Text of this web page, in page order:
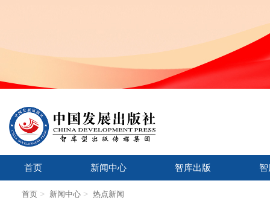
首页 新闻中心 智库出版
首页 > 新闻中心 > 热点新闻